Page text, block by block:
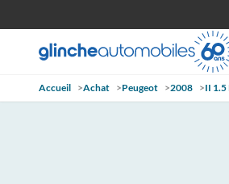
Accueil >Achat >Peugeot >2008 >II